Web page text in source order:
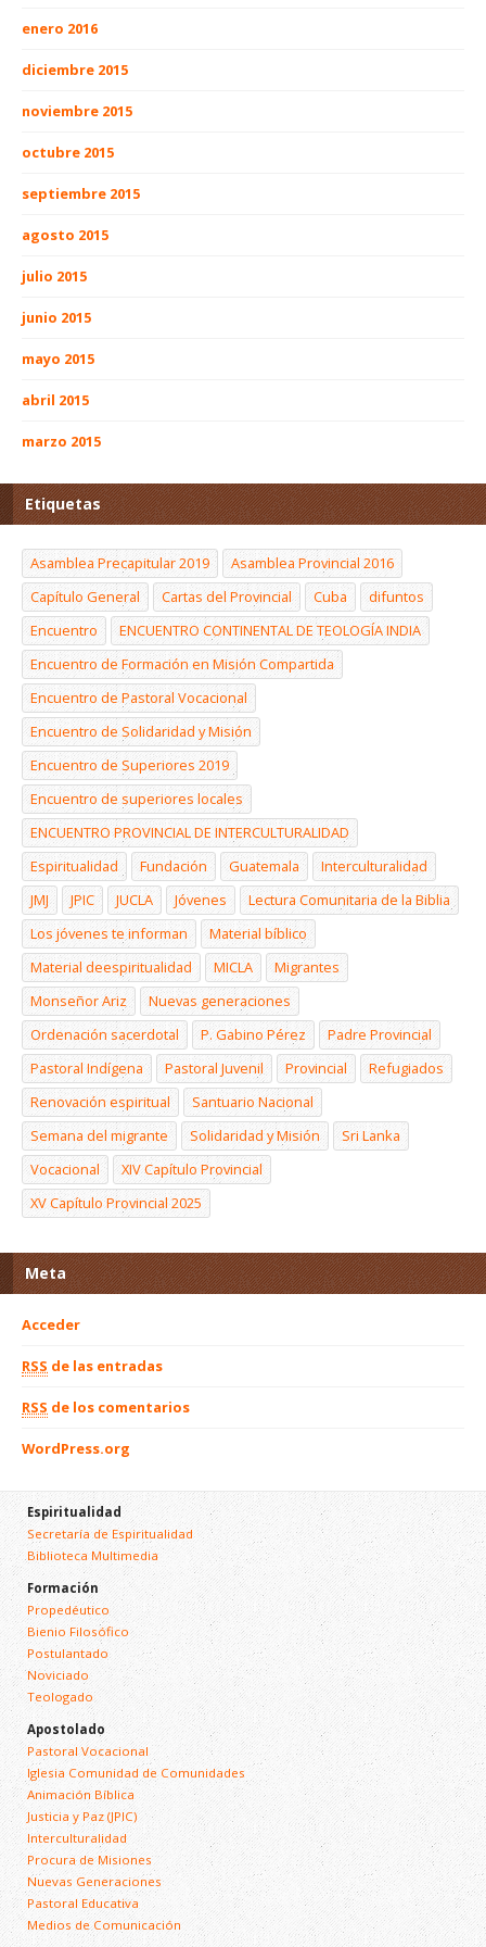
enero 2016
diciembre 2015
noviembre 2015
octubre 2015
septiembre 2015
agosto 2015
julio 2015
junio 2015
mayo 2015
abril 2015
marzo 2015
Etiquetas
Asamblea Precapitular 2019
Asamblea Provincial 2016
Capítulo General
Cartas del Provincial Cuba
difuntos
Encuentro
ENCUENTRO CONTINENTAL DE TEOLOGÍA INDIA
Encuentro de Formación en Misión Compartida
Encuentro de Pastoral Vocacional
Encuentro de Solidaridad y Misión
Encuentro de Superiores 2019
Encuentro de superiores locales
ENCUENTRO PROVINCIAL DE INTERCULTURALIDAD
Espiritualidad
Fundación Guatemala
Interculturalidad
JMJ
JPIC JUCLA Jóvenes
Lectura Comunitaria de la Biblia
Los jóvenes te informan
Material bíblico
Material deespiritualidad
MICLA
Migrantes
Monseñor Ariz
Nuevas generaciones
Ordenación sacerdotal
P. Gabino Pérez
Padre Provincial
Pastoral Indígena
Pastoral Juvenil Provincial
Refugiados
Renovación espiritual
Santuario Nacional
Semana del migrante
Solidaridad y Misión
Sri Lanka
Vocacional
XIV Capítulo Provincial
XV Capítulo Provincial 2025
Meta
Acceder
RSS de las entradas
RSS de los comentarios
WordPress.org
Espiritualidad
Secretaría de Espiritualidad
Biblioteca Multimedia
Formación
Propedéutico
Bienio Filosófico
Postulantado
Noviciado
Teologado
Apostolado
Pastoral Vocacional
Iglesia Comunidad de Comunidades
Animación Bíblica
Justicia y Paz (JPIC)
Interculturalidad
Procura de Misiones
Nuevas Generaciones
Pastoral Educativa
Medios de Comunicación